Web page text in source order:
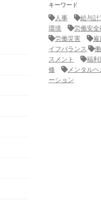
キーワード
人事
給与計
環境
労働安全
労働災害
雇
イフバランス
スメント
福利
修
メンタルヘ
ーション